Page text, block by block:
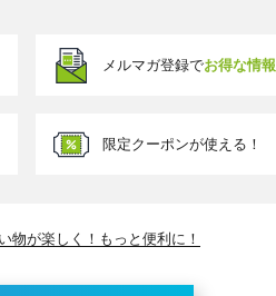
メルマガ登録でお得な情
限定クーポンが使える！
物が楽しく！もっと便利に！